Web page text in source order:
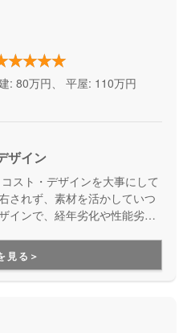
: 80万円、 平屋: 110万円
ザイン
スト・デザインを大事にして
されず、素材を活かしていつ
インで、経年劣化や性能劣化
ローもしっかりしているので
見る＞